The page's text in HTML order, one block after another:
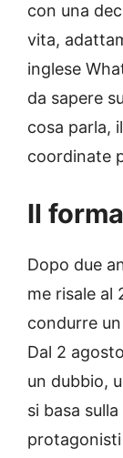
con una
vita,
inglese
da sapere
cosa parla,
coordinate
Il
Dopo due
me risale al
condurre
Dal 2
un dubbio,
si basa